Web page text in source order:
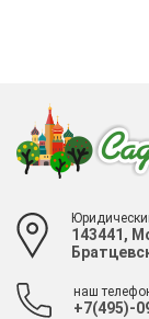
143441,
наш
+7(495)-